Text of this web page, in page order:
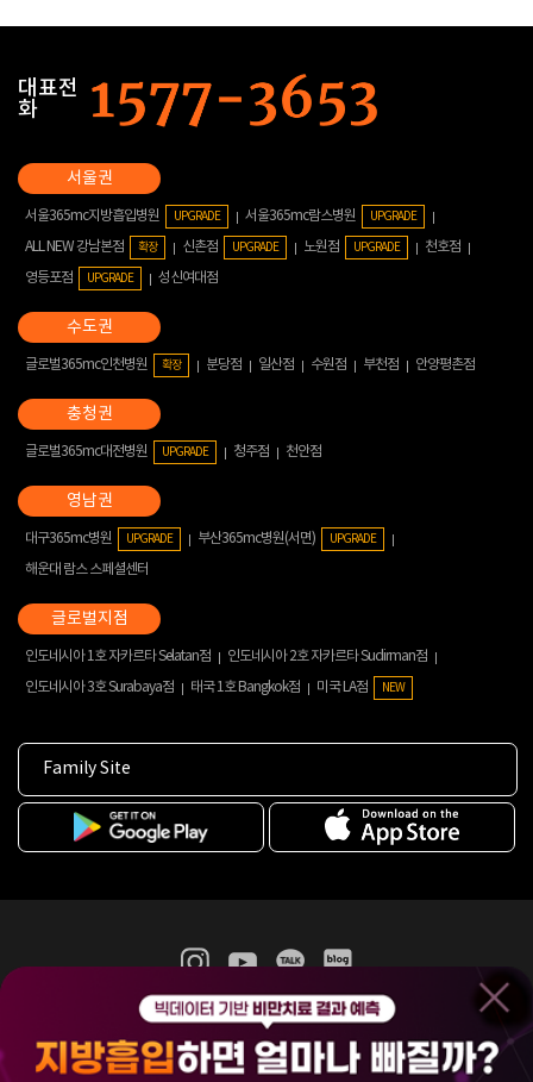
대표전
화
서울365mc지방흡입병원 UPGRADE 서울365mc람스병원 UPGRADE
ALL NEW 강남본점 확장 신촌점 UPGRADE 노원점 UPGRADE
천호점
영등포점
UPGRADE 성신여대점
글로벌365mc인천병원 확장 분당점 일산점 수원점 부천점 안양평촌점
글로벌365mc대전병원 UPGRADE 청주점 천안점
대구365mc병원 UPGRADE 부산365mc병원(서면) UPGRADE
해운대 람스 스페셜센터
인도네시아 1호 자카르타 Selatan점
인도네시아 2호 자카르타 Sudirman점
인도네시아 3호 Surabaya점
태국 1호 Bangkok점 미국 LA점 NEW
Family Site
365mc 병·의원 이용약관
홈페이지 이용약관
비급여진료수가